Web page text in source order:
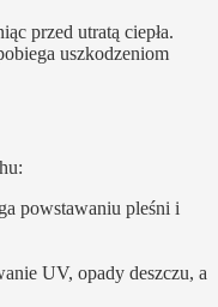
przed utratą ciepła.
uszkodzeniom
powstawaniu pleśni i
UV, opady deszczu, a